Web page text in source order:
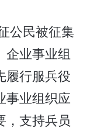
公民被征集
企业事业组
履行服兵役
事业组织应
，支持兵员